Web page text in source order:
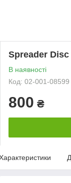
Spreader Disc
В наявності
Код: 02-001-08599
800 ₴